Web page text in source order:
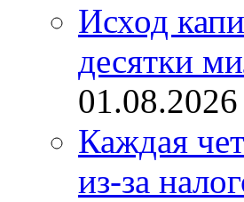
Исход
десятки
Каждая
из-за